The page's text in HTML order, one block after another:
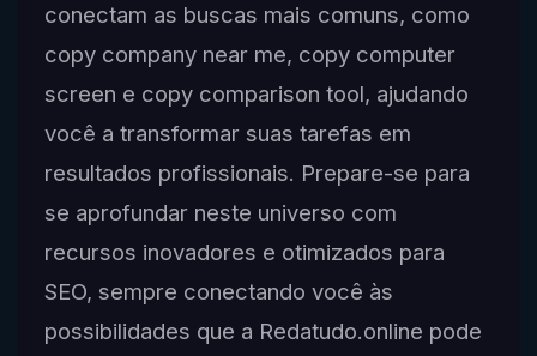
conectam as buscas mais comuns, como
copy company near me, copy computer
screen e copy comparison tool, ajudando
você a transformar suas tarefas em
resultados profissionais. Prepare-se para
se aprofundar neste universo com
recursos inovadores e otimizados para
SEO, sempre conectando você às
possibilidades que a Redatudo.online pode